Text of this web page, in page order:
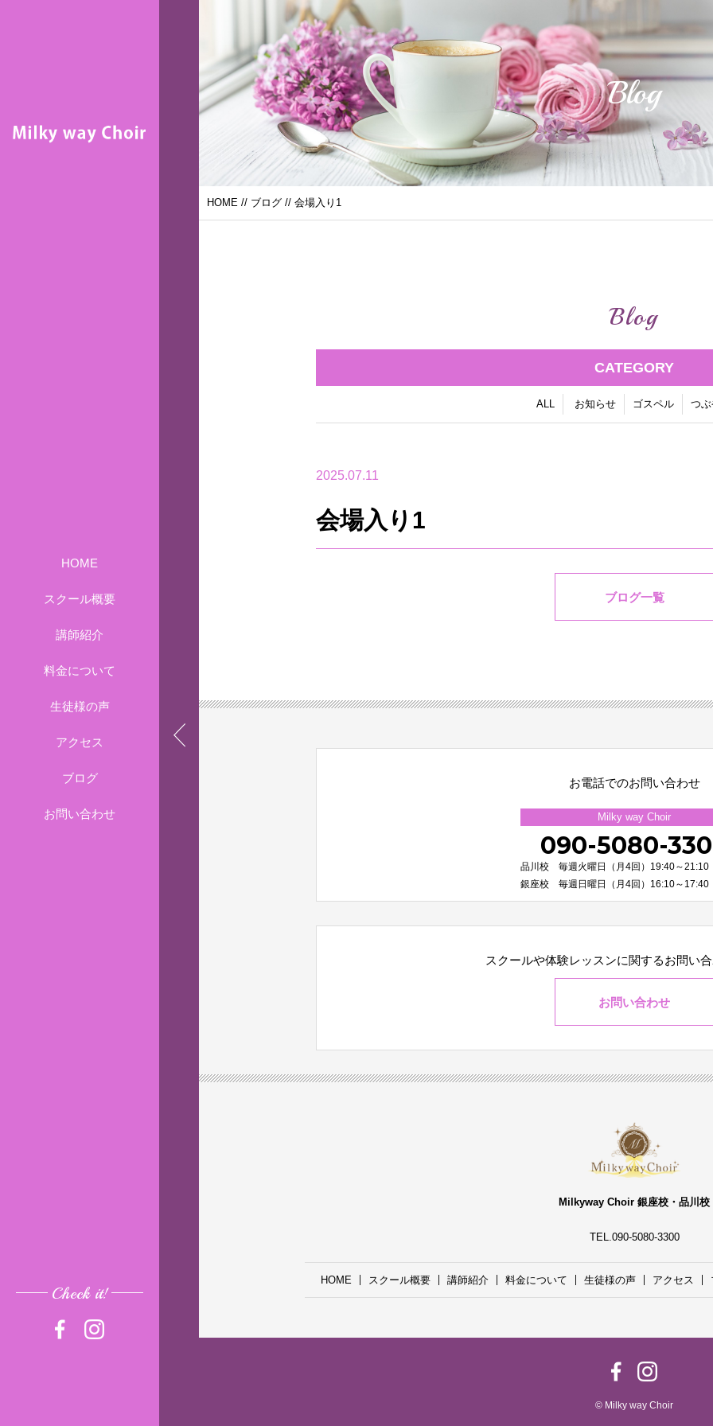
HOME
スクール概要
講師紹介
料金について
生徒様の声
アクセス
ブログ
お問い合わせ
Check it!
Blog
HOME // ブログ // 会場入り1
Blog
CATEGORY
ALL お知らせ ゴスペル つ
2025.07.11
会場入り1
ブログ一覧
お電話でのお問い合わせ
Milky way Choir
090-5080-
品川校 毎週火曜日（月4回）19:40～21:10
銀座校 毎週日曜日（月4回）16:10～17:40
スクールや体験レッスンに関するお問い
お問い合わせ
Milkyway Choir 銀座校・品川校
TEL.090-5080-3300
HOME スクール概要 講師紹介 料金について 生徒様の声 アクセス
© Milky way Choir